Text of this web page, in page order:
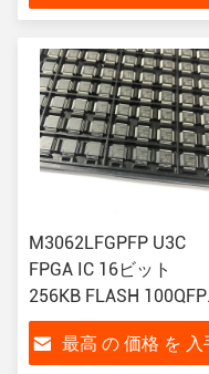
ネット
M3062LFGPFP U3C
FPGA IC 16ビット
256KB FLASH 100QFP
Ic データ処理用マイク
ロコントローラ
最高 の 価格 を 入